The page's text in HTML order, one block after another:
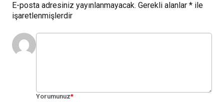
E-posta adresiniz yayınlanmayacak. Gerekli alanlar * ile
işaretlenmişlerdir
Yorumunuz*